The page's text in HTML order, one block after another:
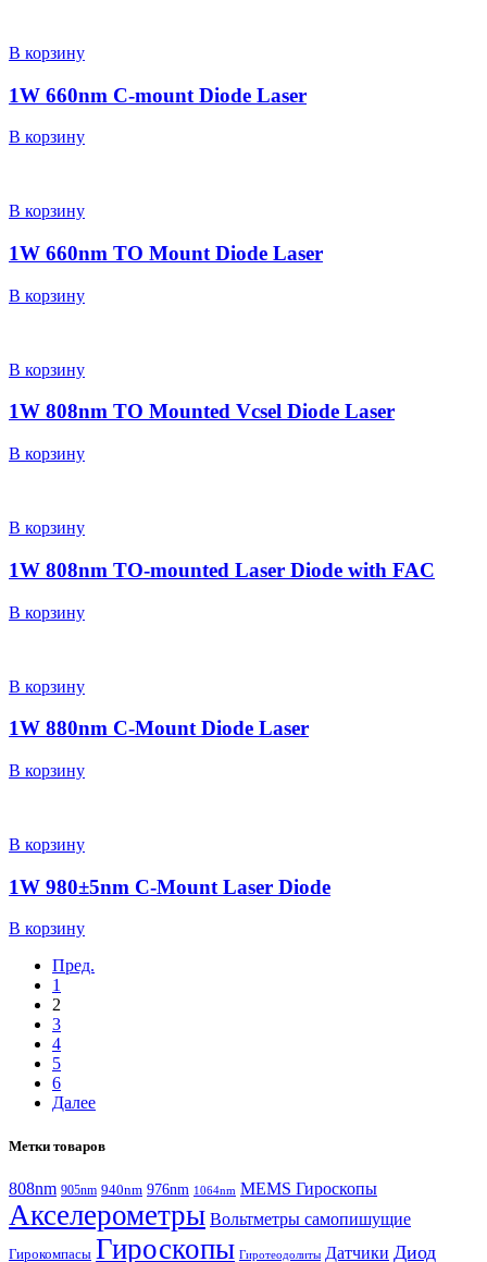
В корзину
1W 660nm C-mount Diode Laser
В корзину
В корзину
1W 660nm TO Mount Diode Laser
В корзину
В корзину
1W 808nm TO Mounted Vcsel Diode Laser
В корзину
В корзину
1W 808nm TO-mounted Laser Diode with FAC
В корзину
В корзину
1W 880nm C-Mount Diode Laser
В корзину
В корзину
1W 980±5nm C-Mount Laser Diode
В корзину
Пред.
1
2
3
4
5
6
Далее
Метки товаров
808nm 905nm 940nm 976nm 1064nm MEMS Гироскопы
Акселерометры Вольтметры самопишущие
Гирокомпасы Гироскопы Гиротеодолиты Датчики Диод